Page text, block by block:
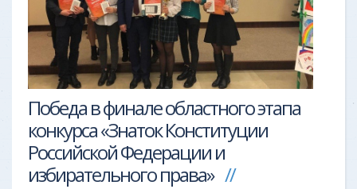
Победа в финале областного этапа
конкурса «Знаток Конституции
Российской Федерации и
избирательного права»